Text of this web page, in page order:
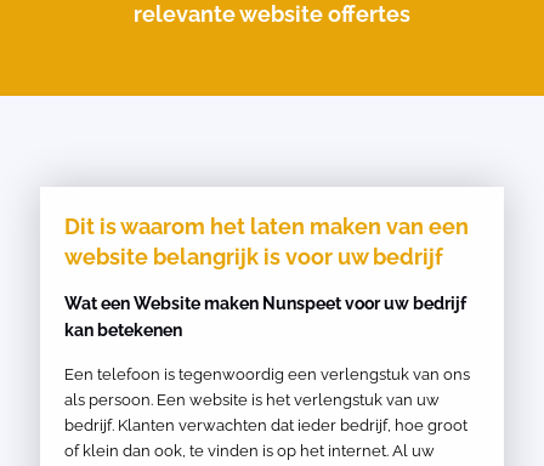
relevante website offertes
Dit is waarom het laten maken van een
website belangrijk is voor uw bedrijf
Wat een Website maken Nunspeet voor uw bedrijf
kan betekenen
Een telefoon is tegenwoordig een verlengstuk van ons
als persoon. Een website is het verlengstuk van uw
bedrijf. Klanten verwachten dat ieder bedrijf, hoe groot
of klein dan ook, te vinden is op het internet. Al uw